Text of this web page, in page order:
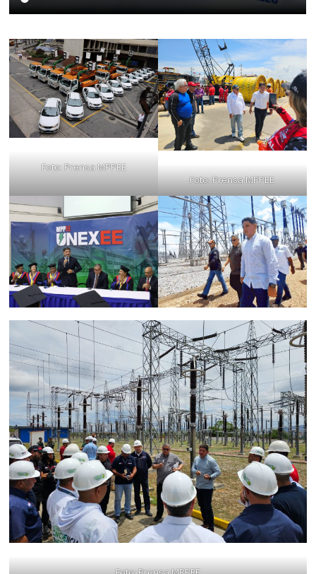
Foto: Prensa MPPEE
Foto: Prensa MPPEE